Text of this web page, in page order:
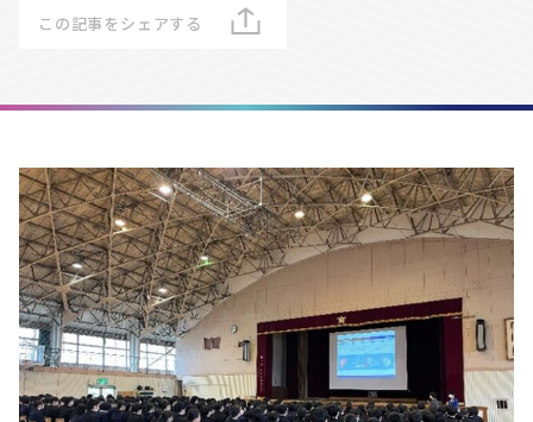
この記事をシェアする